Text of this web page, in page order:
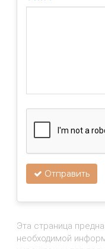
Отправить
Эта страница
необходимой